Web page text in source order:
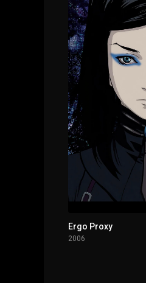
1 - 19 Episodio 19
1 - 20 Episodio 20
1 - 21 Episodio 21
1 - 22 Episodio 22
1 - 23 Episodio 23
Episodio 24
Ergo Proxy
2006